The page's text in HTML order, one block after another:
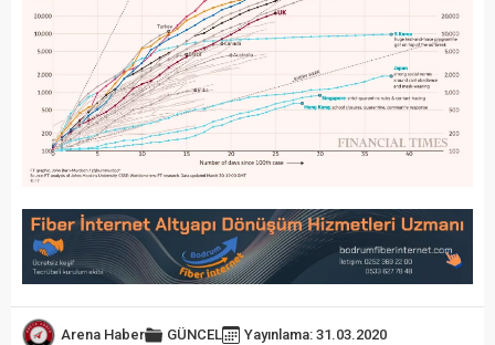
Arena Haber GÜNCEL Yayınlama: 31.03.2020